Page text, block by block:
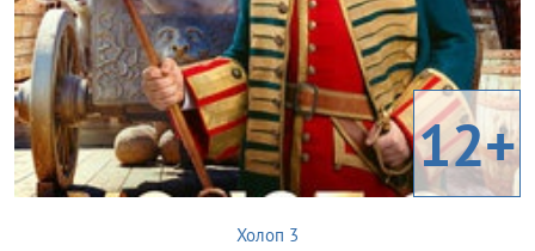
12+
Холоп 3